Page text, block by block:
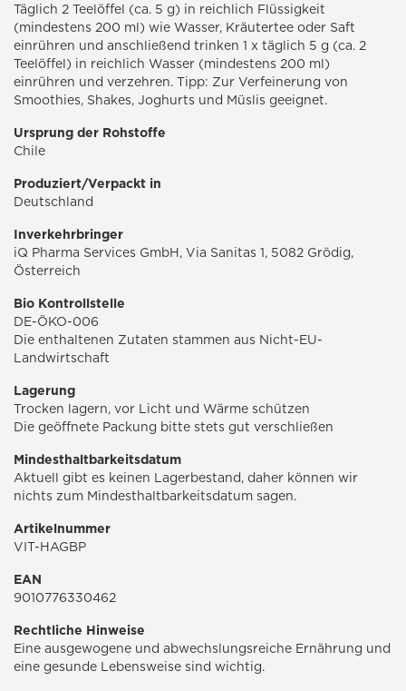
Täglich 2 Teelöffel (ca. 5 g) in reichlich Flüssigkeit
(mindestens 200 ml) wie Wasser, Kräutertee oder Saft
einrühren und anschließend trinken 1 x täglich 5 g (ca. 2
Teelöffel) in reichlich Wasser (mindestens 200 ml)
einrühren und verzehren. Tipp: Zur Verfeinerung von
Smoothies, Shakes, Joghurts und Müslis geeignet.
Ursprung der Rohstoffe
Chile
Produziert/Verpackt in
Deutschland
Inverkehrbringer
iQ Pharma Services GmbH, Via Sanitas 1, 5082 Grödig,
Österreich
Bio Kontrollstelle
DE-ÖKO-006
Die enthaltenen Zutaten stammen aus Nicht-EU-
Landwirtschaft
Lagerung
Trocken lagern, vor Licht und Wärme schützen
Die geöffnete Packung bitte stets gut verschließen
Mindesthaltbarkeitsdatum
Aktuell gibt es keinen Lagerbestand, daher können wir
nichts zum Mindesthaltbarkeitsdatum sagen.
Artikelnummer
VIT-HAGBP
EAN
9010776330462
Rechtliche Hinweise
Eine ausgewogene und abwechslungsreiche Ernährung und
eine gesunde Lebensweise sind wichtig.